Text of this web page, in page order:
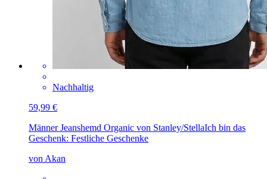
Nachhaltig
59,99 €
Männer Jeanshemd Organic von Stanley/StellaIch bin das
Geschenk: Festliche Geschenke
von Akan